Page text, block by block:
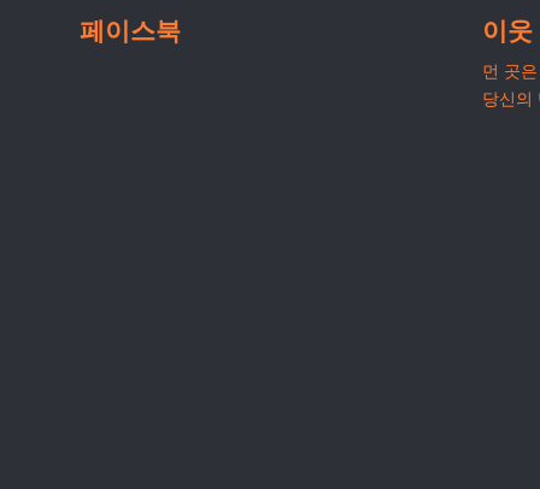
페이스북 이웃
먼 곳
당신의